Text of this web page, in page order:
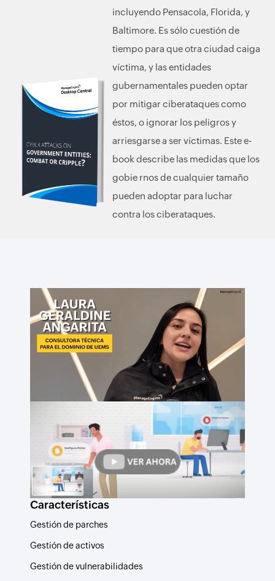
incluyendo Pensacola, Florida, y
Baltimore. Es sólo cuestión de
tiempo para que otra ciudad caiga
víctima, y las entidades
gubernamentales pueden optar
por mitigar ciberataques como
éstos, o ignorar los peligros y
arriesgarse a ser víctimas. Este e-
book describe las medidas que los
gobie rnos de cualquier tamaño
pueden adoptar para luchar
contra los ciberataques.
Características
Gestión de parches
Gestión de activos
Gestión de vulnerabilidades